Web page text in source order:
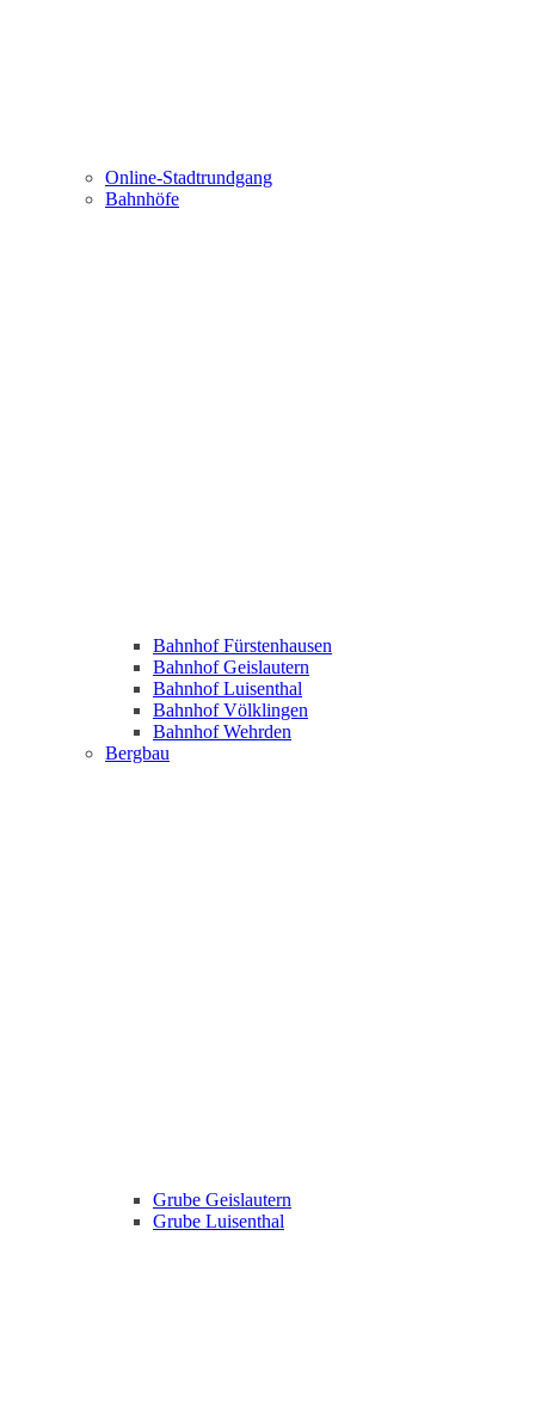
Online-Stadtrundgang
Bahnhöfe
Bahnhof Fürstenhausen
Bahnhof Geislautern
Bahnhof Luisenthal
Bahnhof Völklingen
Bahnhof Wehrden
Bergbau
Grube Geislautern
Grube Luisenthal